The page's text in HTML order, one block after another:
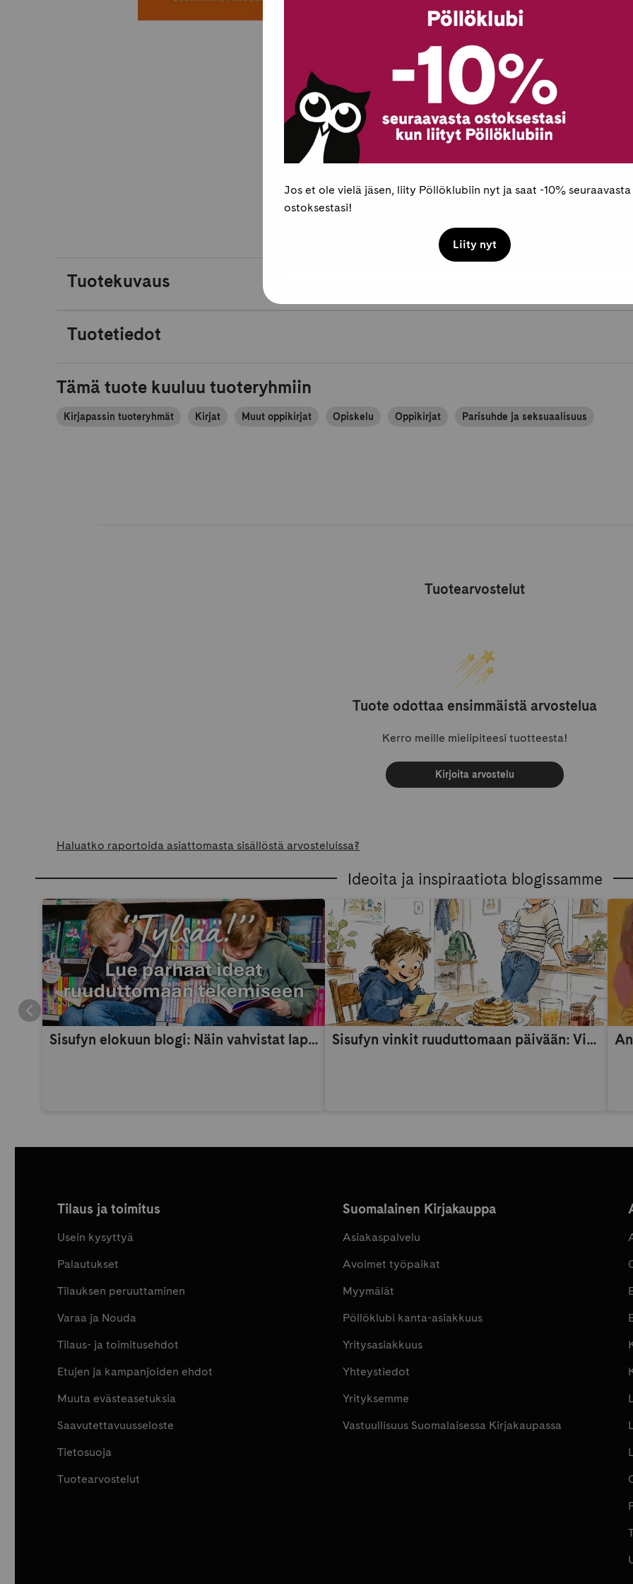
E-kirja
Toimitukset ja
Maksaminen
Tuotekuvaus
Tuotetiedot
Tämä tuote kuuluu tuoteryhmiin
Kirjapassin tuoteryhmät Kirjat Muut oppikirjat Opiskelu Oppikirjat Parisuhde ja seksuaalisuus
Tuotearvostelut
Tuote odottaa ensimmäistä arvostelua
Kerro meille mielipiteesi tuotteesta!
Kirjoita arvostelu
Haluatko raportoida asiattomasta sisällöstä arvosteluissa?
Ideoita ja inspiraatiota blogissamme
Sisufyn elokuun blogi: Näin vahvistat lapsen itsetuntoa someaikana Sisufyn vinkit ruuduttomaan päivään: Vinkki 9
Tilaus ja toimitus
Usein kysyttyä
Palautukset
Tilauksen peruuttaminen
Varaa ja Nouda
Tilaus- ja toimitusehdot
Etujen ja kampanjoiden ehdot
Muuta evästeasetuksia
Saavutettavuusseloste
Tietosuoja
Tuotearvostelut
Suomalainen Kirjakauppa
Asiakaspalvelu
Avoimet työpaikat
Myymälät
Pöllöklubi kanta-asiakkuus
Yritysasiakkuus
Yhteystiedot
Yrityksemme
Vastuullisuus Suomalaisessa Kirjakaupassa
Jos et ole vielä jäsen, liity Pöllöklubiin nyt ja saat -10% seuraavasta
ostoksestasi!
Liity nyt